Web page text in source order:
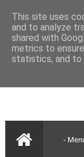
This site uses
and to analyze
shared with
metrics to
statistics, and to